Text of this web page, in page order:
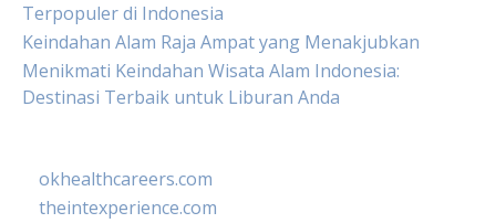
Terpopuler di Indonesia
Keindahan Alam Raja Ampat yang Menakjubkan
Menikmati Keindahan Wisata Alam Indonesia:
Destinasi Terbaik untuk Liburan Anda
okhealthcareers.com
theintexperience.com